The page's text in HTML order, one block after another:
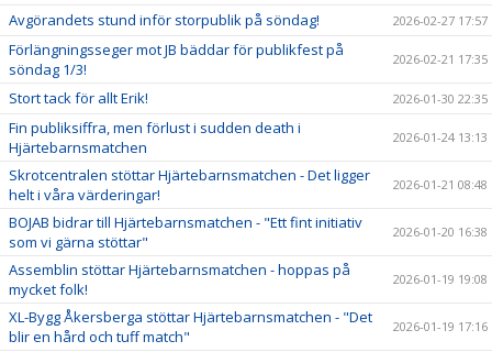
Avgörandets stund inför storpublik på söndag! 2026-02-27 17:57
Förlängningsseger mot JB bäddar för publikfest på
söndag 1/3!
2026-02-21 17:35
Stort tack för allt Erik! 2026-01-30 22:35
Fin publiksiffra, men förlust i sudden death i
Hjärtebarnsmatchen
2026-01-24 13:13
Skrotcentralen stöttar Hjärtebarnsmatchen - Det ligger
helt i våra värderingar!
2026-01-21 08:48
BOJAB bidrar till Hjärtebarnsmatchen - "Ett fint initiativ
som vi gärna stöttar"
2026-01-20 16:38
Assemblin stöttar Hjärtebarnsmatchen - hoppas på
mycket folk!
2026-01-19 19:08
XL-Bygg Åkersberga stöttar Hjärtebarnsmatchen - "Det
blir en hård och tuff match"
2026-01-19 17:16